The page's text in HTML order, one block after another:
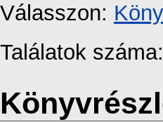
Válasszon:
Találatok száma: